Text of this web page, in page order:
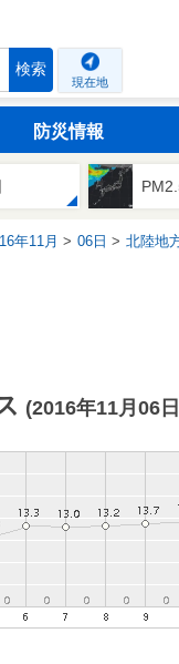
検索
現在地
防災情報
年11月 06日 北陸地
(2016年11月06